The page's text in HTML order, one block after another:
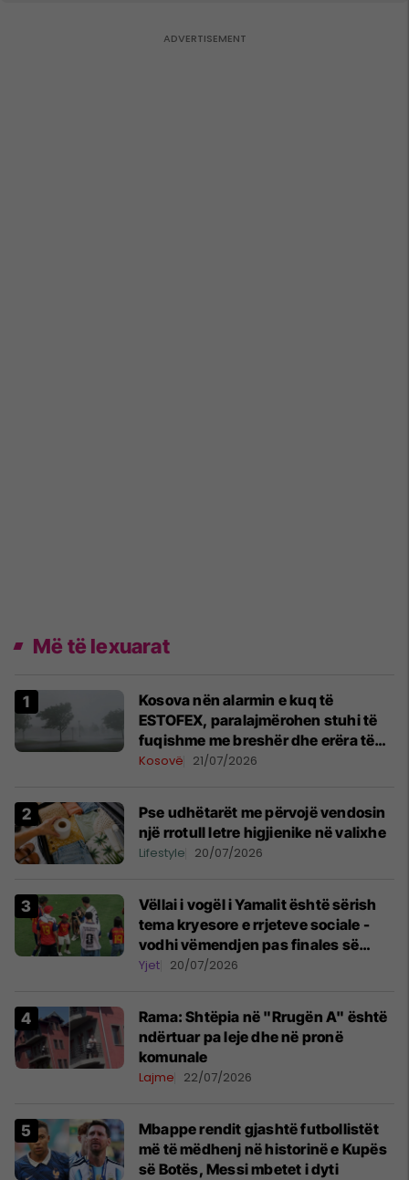
Më të lexuarat
Kosova nën alarmin e kuq të
ESTOFEX, paralajmërohen stuhi të
fuqishme me breshër dhe erëra të
forta
Kosovë 21/07/2026
Pse udhëtarët me përvojë vendosin
një rrotull letre higjienike në valixhe
Lifestyle 20/07/2026
Vëllai i vogël i Yamalit është sërish
tema kryesore e rrjeteve sociale -
vodhi vëmendjen pas finales së
Kupës së Botës
Yjet 20/07/2026
Rama: Shtëpia në "Rrugën A" është
ndërtuar pa leje dhe në pronë
komunale
Lajme 22/07/2026
Mbappe rendit gjashtë futbollistët
më të mëdhenj në historinë e Kupës
së Botës, Messi mbetet i dyti